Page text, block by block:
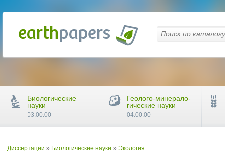
Диссертации » Биологические науки »Экология
Биологические
науки
03.00.00
Геолого-минерало-
гические науки
04.00.00